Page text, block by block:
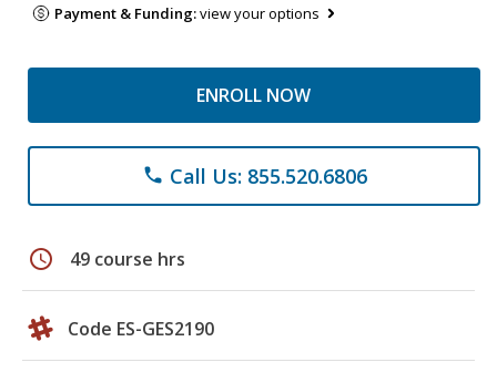
Payment & Funding:view your options
ENROLL NOW
phone Call Us: 855.520.6806
schedule 49 course hrs
Code ES-GES2190